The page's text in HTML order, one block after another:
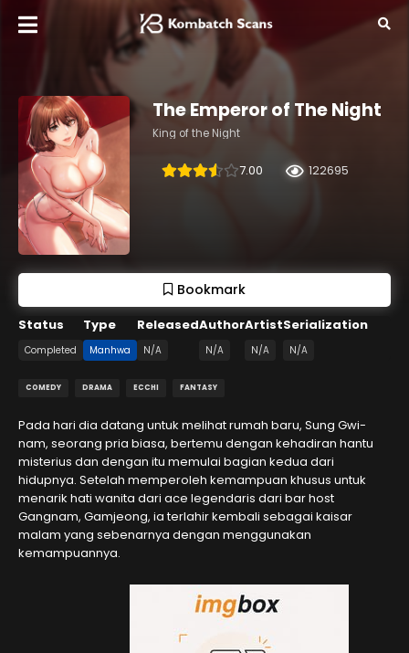
The Emperor of The Night
King of the Night
7.00 122695
Bookmark
Status
Completed
Type
Manhwa
Released
N/A
Author
N/A
Artist
N/A
Serialization
N/A
COMEDY DRAMA ECCHI FANTASY
Pada hari dia datang untuk melihat rumah baru, Sung Gwi-
nam, seorang pria biasa, bertemu dengan kehadiran hantu
misterius dan dengan itu memulai bagian kedua dari
hidupnya. Setelah memperoleh kemampuan khusus untuk
menarik hati wanita dari ace legendaris dari bar host
Gangnam, Gamjeong, ia terlahir kembali sebagai kaisar
malam yang sebenarnya dengan menggunakan
kemampuannya.